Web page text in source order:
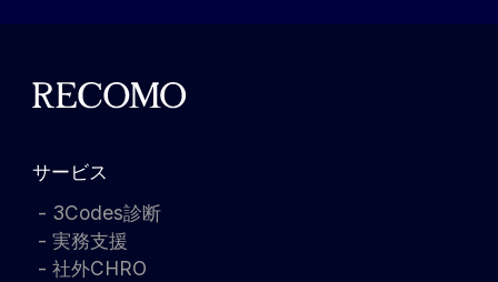
サービス
3Codes診断
実務支援
社外CHRO